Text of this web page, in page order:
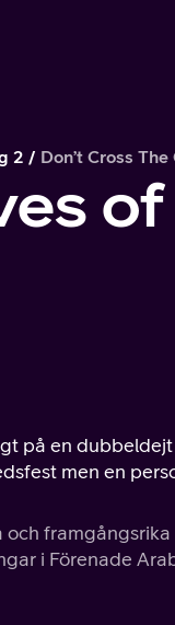
2 Don’t Cross
på en
men en
i Förenade